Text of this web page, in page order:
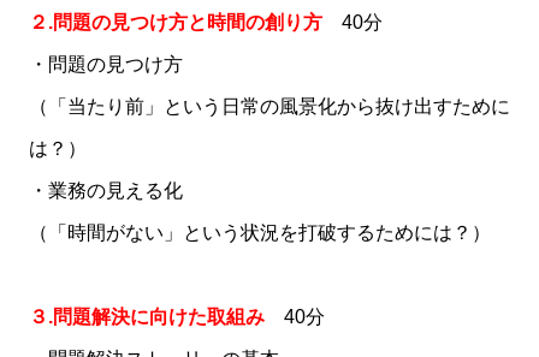
２.問題の見つけ方と時間の創り方40分
・問題の見つけ方
（「当たり前」という日常の風景化から抜け出すために
は？）
・業務の見える化
（「時間がない」という状況を打破するためには？）
３.問題解決に向けた取組み40分